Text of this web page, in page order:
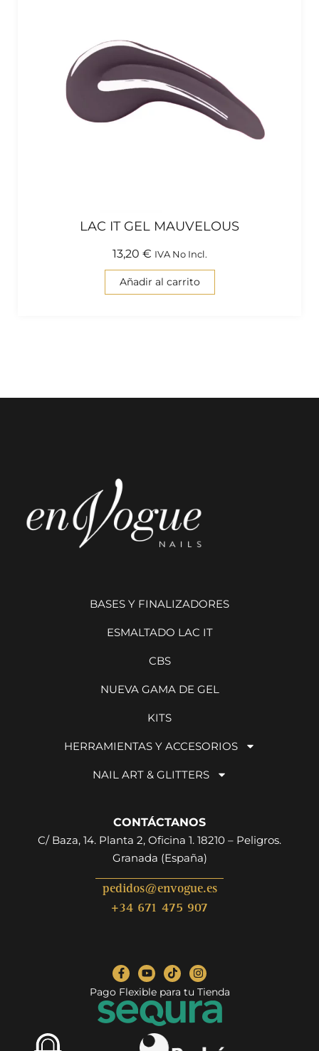
LAC IT GEL MAUVELOUS
13,20 € IVA No Incl.
Añadir al carrito
BASES Y FINALIZADORES
ESMALTADO LAC IT
CBS
NUEVA GAMA DE GEL
KITS
HERRAMIENTAS Y ACCESORIOS
NAIL ART & GLITTERS
CONTÁCTANOS
C/ Baza, 14. Planta 2, Oficina 1. 18210 – Peligros.
Granada (España)
pedidos@envogue.es
+34 671 475 907
Pago Flexible para tu Tienda